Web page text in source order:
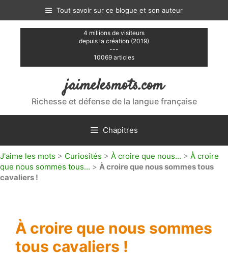
contenu
Tout savoir sur ce blogue et son auteur
4 millions de visiteurs
depuis la création (2019)
---
10069 articles
jaimelesmots.com
Richesse et défense de la langue française
Chapitres
J'aime les mots > Curiosités > À croire que nous... > À croire
que nous sommes tous... > À croire que nous sommes tous
cavaliers !
À croire que nous sommes
tous cavaliers !